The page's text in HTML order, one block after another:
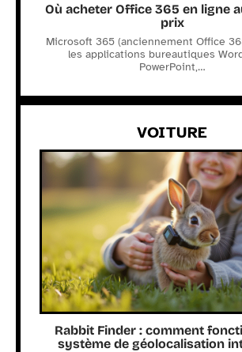
Où acheter Office 365 en ligne
prix
Microsoft 365 (anciennement Office
les applications bureautiques
PowerPoint,…
VOITURE
Rabbit Finder : comment
système de géolocalisation